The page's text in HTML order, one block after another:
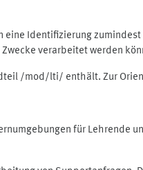
Identifizierung
verarbeitet werden
/mod/lti/ enthält. Zur
für Lehrende